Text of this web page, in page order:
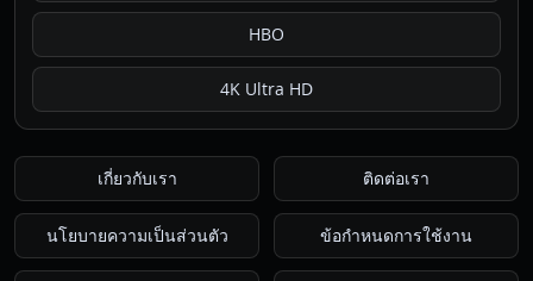
HBO
4K Ultra HD
เกี่ยวกับเรา ติดต่อเรา
นโยบายความเป็นส่วนตัว ข้อกำหนดการใช้งาน